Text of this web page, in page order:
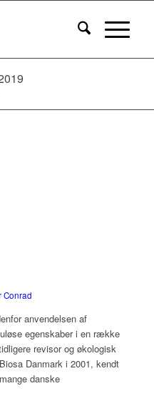
Conrad
anvendelsen af
egenskaber i en række
revisor og økologisk
Danmark i 2001, kendt
danske